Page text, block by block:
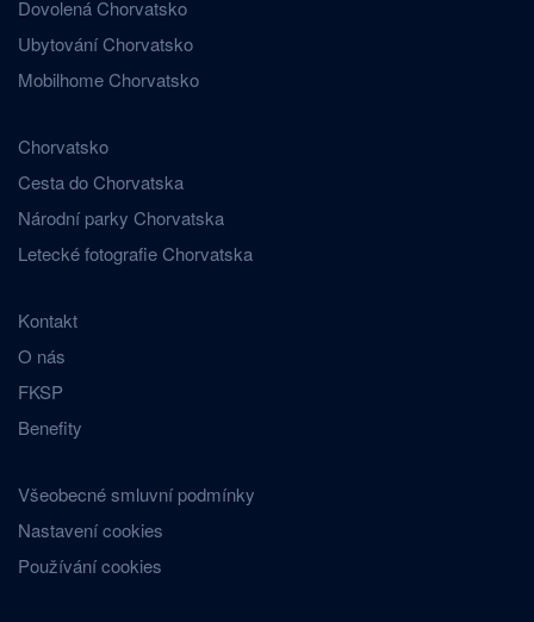
Dovolená Chorvatsko
Ubytování Chorvatsko
Mobilhome Chorvatsko
Chorvatsko
Cesta do Chorvatska
Národní parky Chorvatska
Letecké fotografie Chorvatska
Kontakt
O nás
FKSP
Benefity
Všeobecné smluvní podmínky
Nastavení cookies
Používání cookies